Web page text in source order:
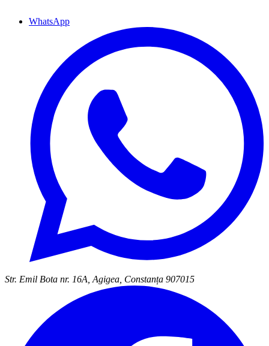
WhatsApp
Str. Emil Bota nr. 16A, Agigea, Constanța 907015